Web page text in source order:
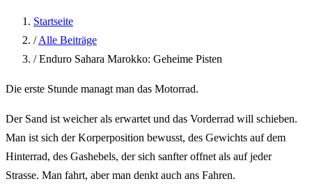
Startseite
/ Alle Beiträge
/ Enduro Sahara Marokko: Geheime Pisten
Die erste Stunde managt man das Motorrad.
Der Sand ist weicher als erwartet und das Vorderrad will schieben.
Man ist sich der Korperposition bewusst, des Gewichts auf dem
Hinterrad, des Gashebels, der sich sanfter offnet als auf jeder
Strasse. Man fahrt, aber man denkt auch ans Fahren.